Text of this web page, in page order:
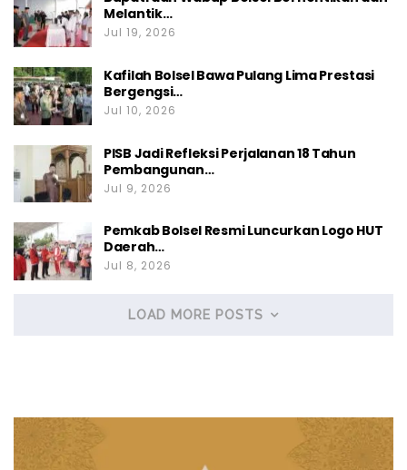
Melantik…
Jul 19, 2026
Kafilah Bolsel Bawa Pulang Lima Prestasi
Bergengsi…
Jul 10, 2026
PISB Jadi Refleksi Perjalanan 18 Tahun
Pembangunan…
Jul 9, 2026
Pemkab Bolsel Resmi Luncurkan Logo HUT
Daerah…
Jul 8, 2026
LOAD MORE POSTS